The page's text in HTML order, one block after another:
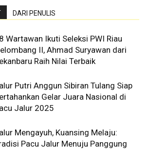
DARI PENULIS
Wartawan Ikuti Seleksi PWI Riau
II, Ahmad Suryawan dari
Raih Nilai Terbaik
Putri Anggun Sibiran Tulang Siap
Gelar Juara Nasional di
Jalur 2025
Mengayuh, Kuansing Melaju:
Pacu Jalur Menuju Panggung